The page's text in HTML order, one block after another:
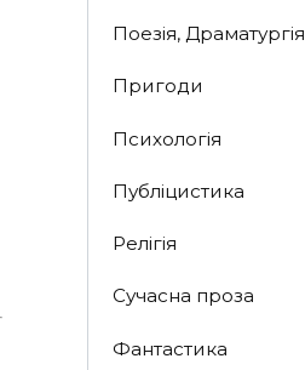
Поезія, Драматургія
Пригоди
Психологія
Публіцистика
Релігія
Сучасна проза
Фантастика